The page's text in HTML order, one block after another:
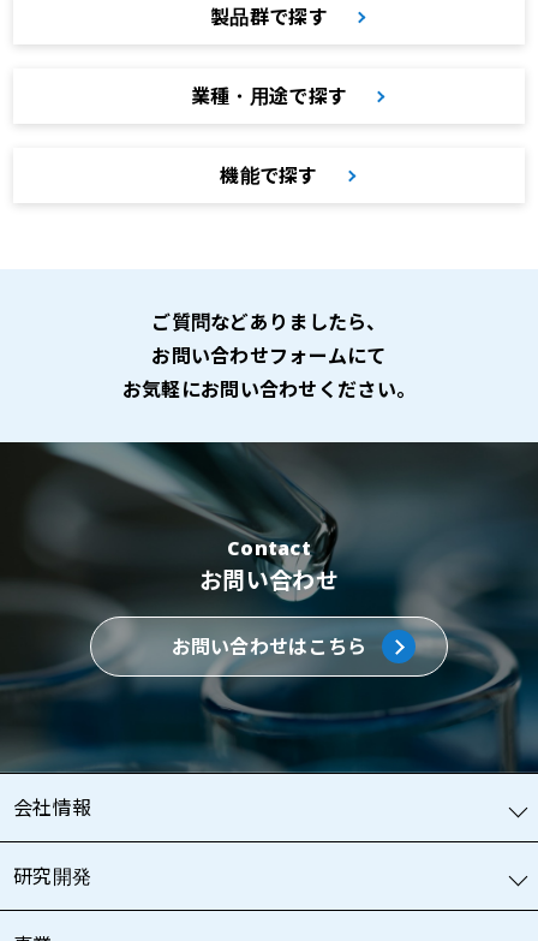
製品群で探す
業種・用途で探す
機能で探す
ご質問などありましたら、
お問い合わせフォームにて
お気軽にお問い合わせください。
Contact
お問い合わせ
お問い合わせはこちら
会社情報
研究開発